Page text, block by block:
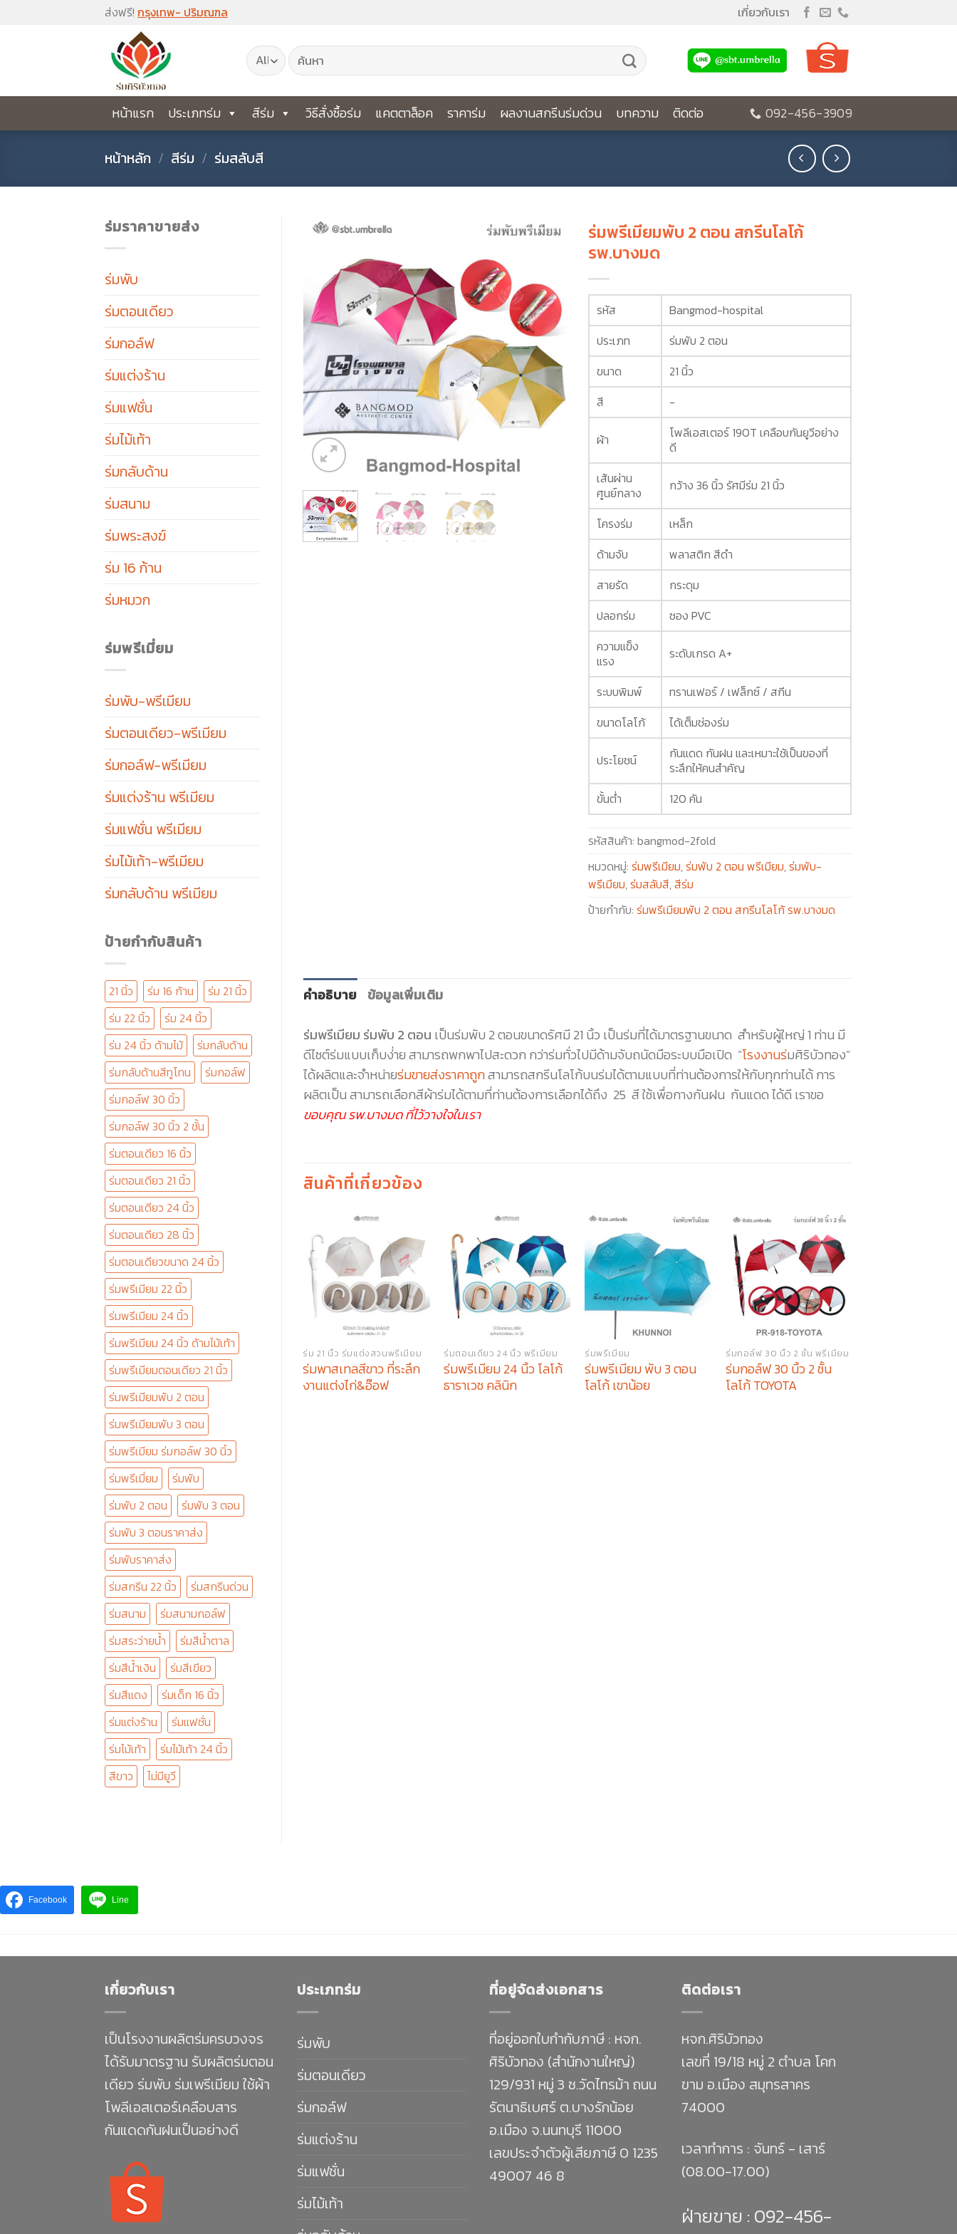
ส่งฟรี! กรุงเทพ- ปริมณฑล เกี่ยวกับเรา
ค้นหา:
หน้าแรก ประเภทร่ม สีร่ม วิธีสั่งซื้อร่ม แคตตาล็อค ราคาร่ม ผลงานสกรีนร่มด่วน บทความ ติดต่อ 092-456-3909
หน้าหลัก / สีร่ม / ร่มสลับสี
ร่มราคาขายส่ง
ร่มพับ
ร่มตอนเดียว
ร่มกอล์ฟ
ร่มแต่งร้าน
ร่มแฟชั่น
ร่มไม้เท้า
ร่มกลับด้าน
ร่มสนาม
ร่มพระสงฆ์
ร่ม 16 ก้าน
ร่มหมวก
ร่มพรีเมี่ยม
ร่มพับ-พรีเมียม
ร่มตอนเดียว-พรีเมียม
ร่มกอล์ฟ-พรีเมียม
ร่มแต่งร้าน พรีเมียม
ร่มแฟชั่น พรีเมียม
ร่มไม้เท้า-พรีเมียม
ร่มกลับด้าน พรีเมียม
ป้ายกำกับสินค้า
21 นิ้ว ร่ม 16 ก้าน
ร่ม 21 นิ้ว
ร่ม 22 นิ้ว
ร่ม 24 นิ้ว
ร่ม 24 นิ้ว ด้ามไม้
ร่มกลับด้าน
ร่มกลับด้านสีทูโทน
ร่มกอล์ฟ
ร่มกอล์ฟ 30 นิ้ว
ร่มกอล์ฟ 30 นิ้ว 2 ชั้น
ร่มตอนเดียว 16 นิ้ว
ร่มตอนเดียว 21 นิ้ว
ร่มตอนเดียว 24 นิ้ว
ร่มตอนเดียว 28 นิ้ว
ร่มตอนเดียวขนาด 24 นิ้ว
ร่มพรีเมียม 22 นิ้ว
ร่มพรีเมียม 24 นิ้ว
ร่มพรีเมียม 24 นิ้ว ด้ามไม้เท้า
ร่มพรีเมียมตอนเดียว 21 นิ้ว
ร่มพรีเมียมพับ 2 ตอน
ร่มพรีเมียมพับ 3 ตอน
ร่มพรีเมียม ร่มกอล์ฟ 30 นิ้ว
ร่มพรีเมี่ยม
ร่มพับ
ร่มพับ 2 ตอน
ร่มพับ 3 ตอน
ร่มพับ 3 ตอนราคาส่ง
ร่มพับราคาส่ง
ร่มสกรีน 22 นิ้ว
ร่มสกรีนด่วน
ร่มสนาม
ร่มสนามกอล์ฟ
ร่มสระว่ายน้ำ
ร่มสีน้ำตาล
ร่มสีน้ำเงิน
ร่มสีเขียว
ร่มสีแดง
ร่มเด็ก 16 นิ้ว
ร่มแต่งร้าน
ร่มแฟชั่น
ร่มไม้เท้า
ร่มไม้เท้า 24 นิ้ว
สีขาว
ไม่มียูวี
ร่มพรีเมียมพับ 2 ตอน สกรีนโลโก้
รพ.บางมด
รหัส
Bangmod-hospital
ประเภท
ร่มพับ 2 ตอน
ขนาด
21 นิ้ว
สี
-
ผ้า
โพลีเอสเตอร์ 190T เคลือบกันยูวีอย่าง
ดี
เส้นผ่าน
ศูนย์กลาง
กว้าง 36 นิ้ว รัศมีร่ม 21 นิ้ว
โครงร่ม
เหล็ก
ด้ามจับ
พลาสติก สีดำ
สายรัด
กระดุม
ปลอกร่ม
ซอง PVC
ความแข็ง
แรง
ระดับเกรด A+
ระบบพิมพ์
ทรานเฟอร์ / เฟล็กซ์ / สกีน
ขนาดโลโก้
ได้เต็มช่องร่ม
ประโยชน์
กันแดด กันฝน และเหมาะใช้เป็นของที่
ระลึกให้คนสำคัญ
ขั้นต่ำ
120 คัน
รหัสสินค้า:bangmod-2fold
หมวดหมู่:ร่มพรีเมียม,ร่มพับ 2 ตอน พรีเมียม,ร่มพับ-
พรีเมียม,ร่มสลับสี,สีร่ม
ป้ายกำกับ:ร่มพรีเมียมพับ 2 ตอน สกรีนโลโก้ รพ.บางมด
คำอธิบาย ข้อมูลเพิ่มเติม
ร่มพรีเมียม ร่มพับ 2 ตอน เป็นร่มพับ 2 ตอนขนาดรัศมี 21 นิ้ว เป็นร่มที่ได้มาตรฐานขนาด สำหรับผู้ใหญ่ 1 ท่าน มี
ดีไซต์ร่มแบบเก็บง่่าย สามารถพกพาไปสะดวก กว่าร่มทั่วไปมีด้ามจับถนัดมือระบบมือเปิด “โรงงานร่มศิริบัวทอง”
ได้ผลิตและจำหน่ายร่มขายส่งราคาถูกสามารถสกรีนโลโก้บนร่มได้ตามแบบที่ท่านต้องการให้กับทุกท่านได้ การ
ผลิตเป็น สามารถเลือกสีผ้าร่มได้ตามที่ท่านต้องการเลือกได้ถึง 25 สี ใช้เพื่อกางกันฝน กันแดด ได้ดี เราขอ
ขอบคุณ รพ.บางมด ที่ไว้วางใจในเรา
สินค้าที่เกี่ยวข้อง
ร่ม 21 นิ้ว ร่มแต่งสวนพรีเมียม
ร่มพาสเทลสีขาว ที่ระลึก
งานแต่งไก่&อ๊อฟ
ร่มตอนเดียว 24 นิ้ว พรีเมียม
ร่มพรีเมียม 24 นิ้ว โลโก้
ธาราเวช คลินิก
ร่มพรีเมียม
ร่มพรีเมียม พับ 3 ตอน
โลโก้ เขาน้อย
ร่มกอล์ฟ 30 นิ้ว 2 ชั้น พรีเมียม
ร่มกอล์ฟ 30 นิ้ว 2 ชั้น
โลโก้ TOYOTA
Facebook Line
เกี่ยวกับเรา
เป็นโรงงานผลิตร่มครบวงจร
ได้รับมาตรฐาน รับผลิตร่มตอน
เดียว ร่มพับ ร่มเพรีเมียม ใช้ผ้า
โพลีเอสเตอร์เคลือบสาร
กันแดดกันฝนเป็นอย่างดี
ประเภทร่ม
ร่มพับ
ร่มตอนเดียว
ร่มกอล์ฟ
ร่มแต่งร้าน
ร่มแฟชั่น
ร่มไม้เท้า
ที่อยู่จัดส่งเอกสาร
ที่อยู่ออกใบกำกับภาษี : หจก.
ศิริบัวทอง (สำนักงานใหญ่)
129/931 หมู่ 3 ซ.วัดไทรม้า ถนน
รัตนาธิเบศร์ ต.บางรักน้อย
อ.เมือง จ.นนทบุรี 11000
เลขประจำตัวผู้เสียภาษี 0 1235
49007 46 8
ติดต่อเรา
หจก.ศิริบัวทอง
เลขที่ 19/18 หมู่ 2 ตำบล โคก
ขาม อ.เมือง สมุทรสาคร
74000
เวลาทำการ : จันทร์ - เสาร์
(08.00-17.00)
ฝ่ายขาย : 092-456-